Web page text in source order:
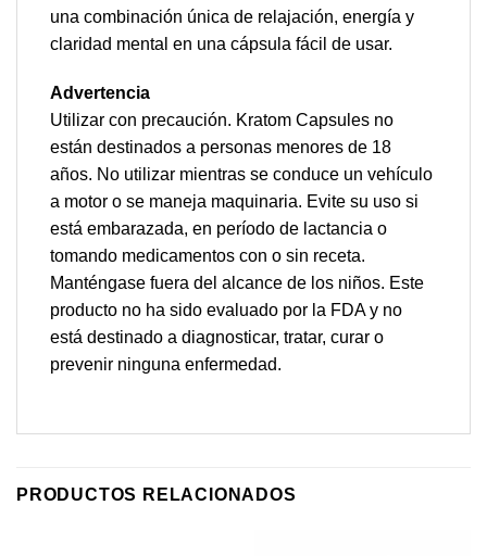
una combinación única de relajación, energía y
claridad mental en una cápsula fácil de usar.
Advertencia
Utilizar con precaución. Kratom Capsules no
están destinados a personas menores de 18
años. No utilizar mientras se conduce un vehículo
a motor o se maneja maquinaria. Evite su uso si
está embarazada, en período de lactancia o
tomando medicamentos con o sin receta.
Manténgase fuera del alcance de los niños. Este
producto no ha sido evaluado por la FDA y no
está destinado a diagnosticar, tratar, curar o
prevenir ninguna enfermedad.
PRODUCTOS RELACIONADOS